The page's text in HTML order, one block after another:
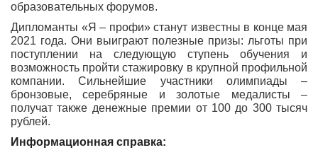
образовательных форумов.
Дипломанты «Я – профи» станут известны в конце мая
2021 года. Они выиграют полезные призы: льготы при
поступлении на следующую ступень обучения и
возможность пройти стажировку в крупной профильной
компании. Сильнейшие участники олимпиады –
бронзовые, серебряные и золотые медалисты –
получат также денежные премии от 100 до 300 тысяч
рублей.
Информационная справка: